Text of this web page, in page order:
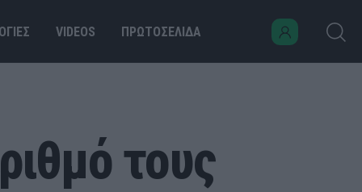
VIDEOS ΠΡΩΤΟΣΕΛΙΔΑ
τους